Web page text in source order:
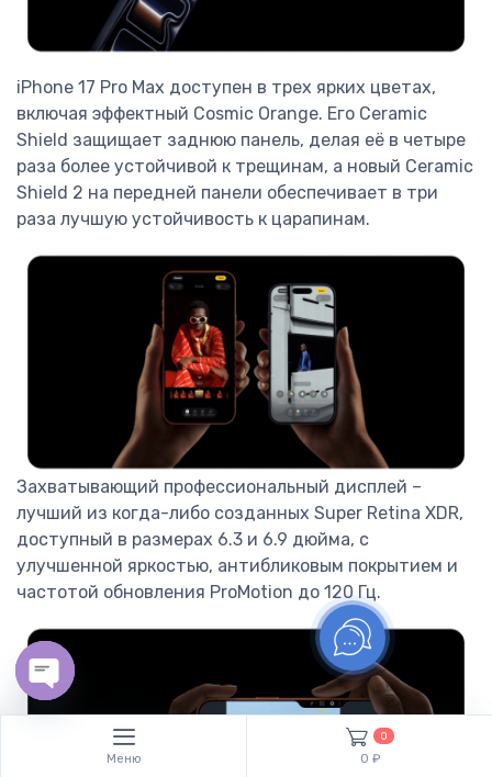
iPhone 17 Pro Max доступен в трех ярких цветах,
включая эффектный Cosmic Orange. Его Ceramic
Shield защищает заднюю панель, делая её в четыре
раза более устойчивой к трещинам, а новый Ceramic
Shield 2 на передней панели обеспечивает в три
раза лучшую устойчивость к царапинам.
Захватывающий профессиональный дисплей –
лучший из когда-либо созданных Super Retina XDR,
доступный в размерах 6.3 и 6.9 дюйма, с
улучшенной яркостью, антибликовым покрытием и
частотой обновления ProMotion до 120 Гц.
Меню
0
0 ₽
Open chaty